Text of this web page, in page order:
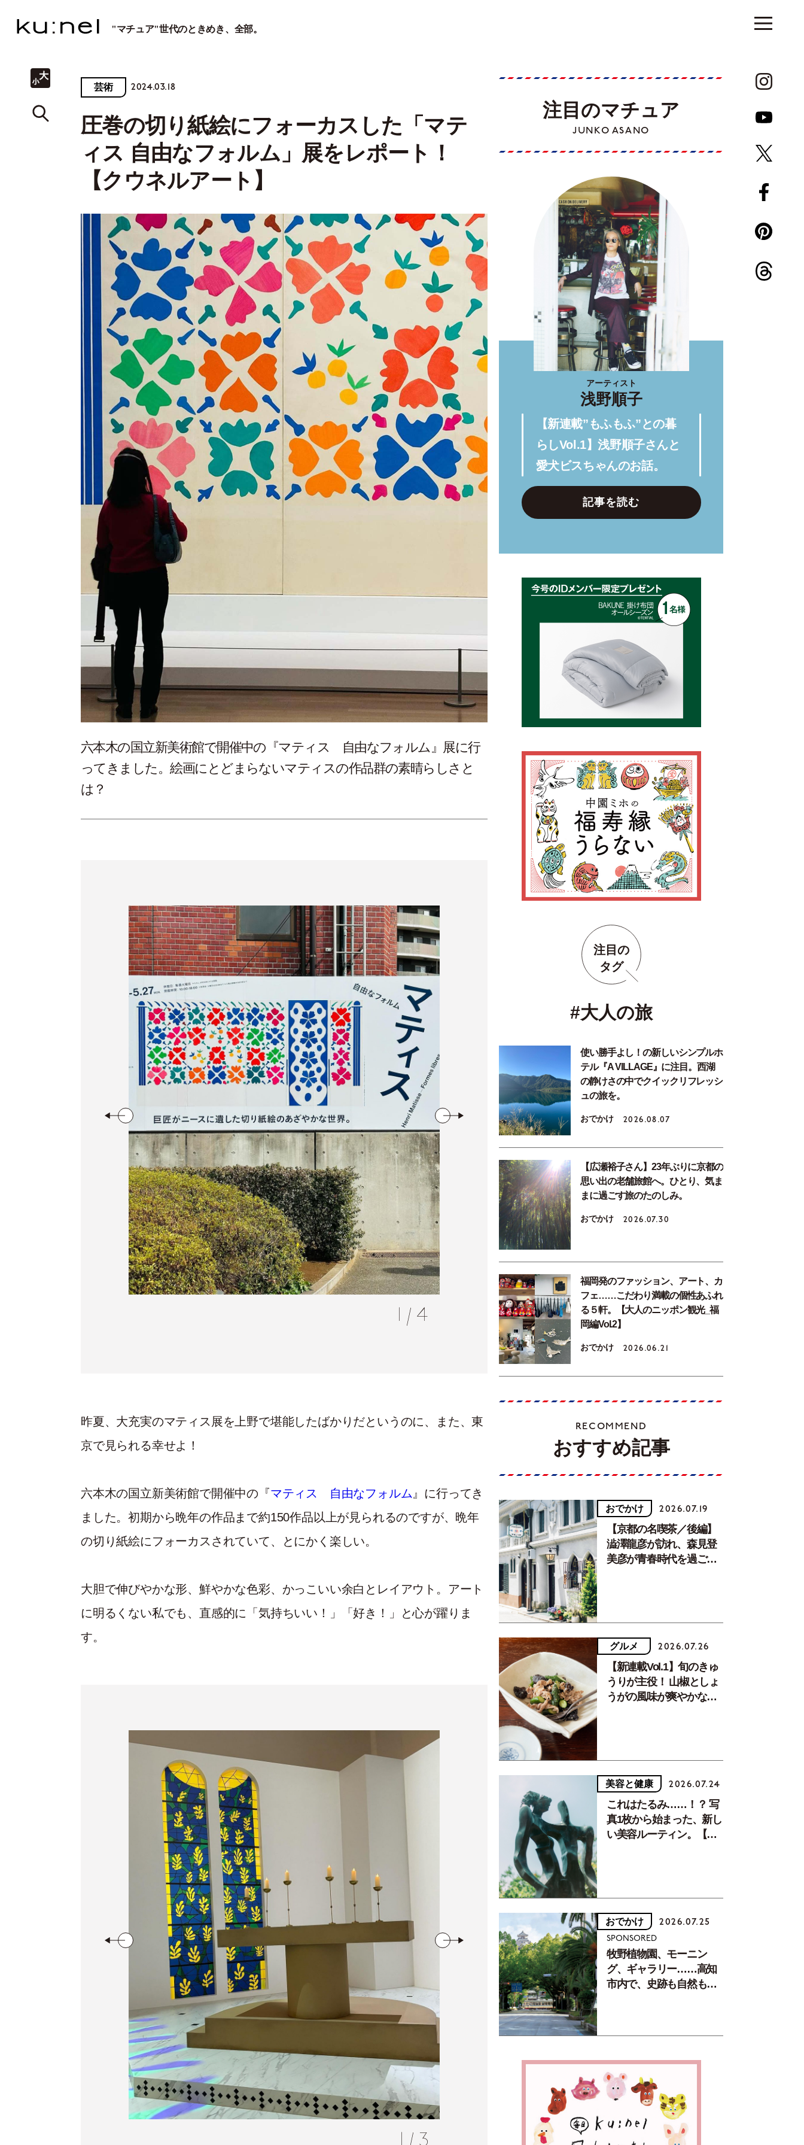
"マチュア"世代のときめき、全部。
芸術 2024.03.18
圧巻の切り紙絵にフォーカスした「マテ
ィス 自由なフォルム」展をレポート！
【クウネルアート】
六本木の国立新美術館で開催中の『マティス 自由なフォルム』展に行
ってきました。絵画にとどまらないマティスの作品群の素晴らしさと
は？
1 / 4
昨夏、大充実のマティス展を上野で堪能したばかりだというのに、また、東
京で見られる幸せよ！
六本木の国立新美術館で開催中の『マティス 自由なフォルム 』に行ってき
ました。初期から晩年の作品まで約150作品以上が見られるのですが、晩年
の切り紙絵にフォーカスされていて、とにかく楽しい。
大胆で伸びやかな形、鮮やかな色彩、かっこいい余白とレイアウト。アート
に明るくない私でも、直感的に「気持ちいい！」「好き！」と心が躍りま
す。
/ 3
注目のマチュア
JUNKO ASANO
アーティスト
浅野順子
【新連載”もふもふ”との暮
らしVol.1】浅野順子さんと
愛犬ビスちゃんのお話。
記事を読む
注目の
タグ
#大人の旅
使い勝手よし！の新しいシンプルホ
テル『A VILLAGE』に注目。西湖
の静けさの中でクイックリフレッシ
ュの旅を。
おでかけ 2026.08.07
【広瀬裕子さん】23年ぶりに京都の
思い出の老舗旅館へ。ひとり、気ま
まに過ごす旅のたのしみ。
おでかけ 2026.07.30
福岡発のファッション、アート、カ
フェ……こだわり満載の個性あふれ
る５軒。【大人のニッポン観光_福
岡編Vol.2】
おでかけ 2026.06.21
RECOMMEND
おすすめ記事
おでかけ 2026.07.19
【京都の名喫茶／後編】
澁澤龍彦が訪れ、森見登
美彦が青春時代を過ごし
グルメ 2026.07.26
【新連載Vol.1】旬のきゅ
うりが主役！ 山椒としょ
うがの風味が爽やかな、
美容と健康 2026.07.24
これはたるみ……！？ 写
真1枚から始まった、新し
い美容ルーティン。【中
おでかけ 2026.07.25
SPONSORED
牧野植物園、モーニン
グ、ギャラリー……高知
市内で、史跡も自然もグ